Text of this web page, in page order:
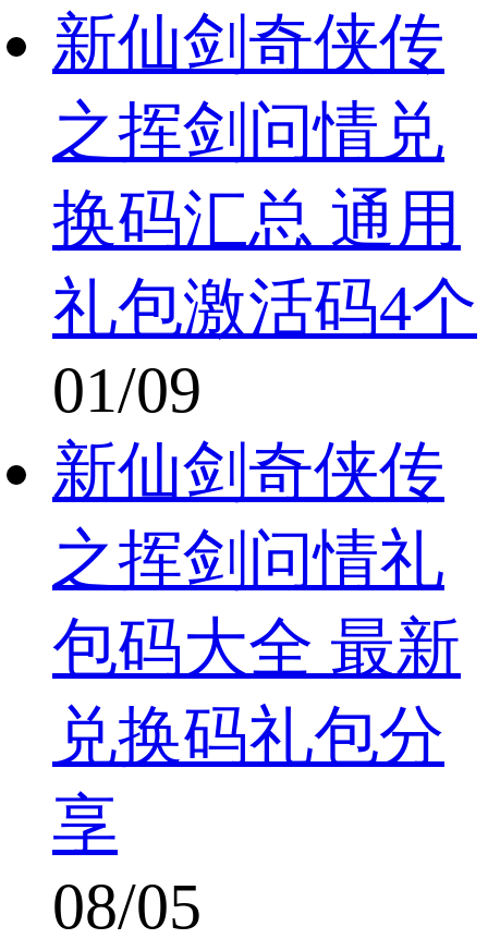
新仙剑奇侠传
之挥剑问情兑
换码汇总 通用
礼包激活码4个
01/09
新仙剑奇侠传
之挥剑问情礼
包码大全 最新
兑换码礼包分
享
08/05